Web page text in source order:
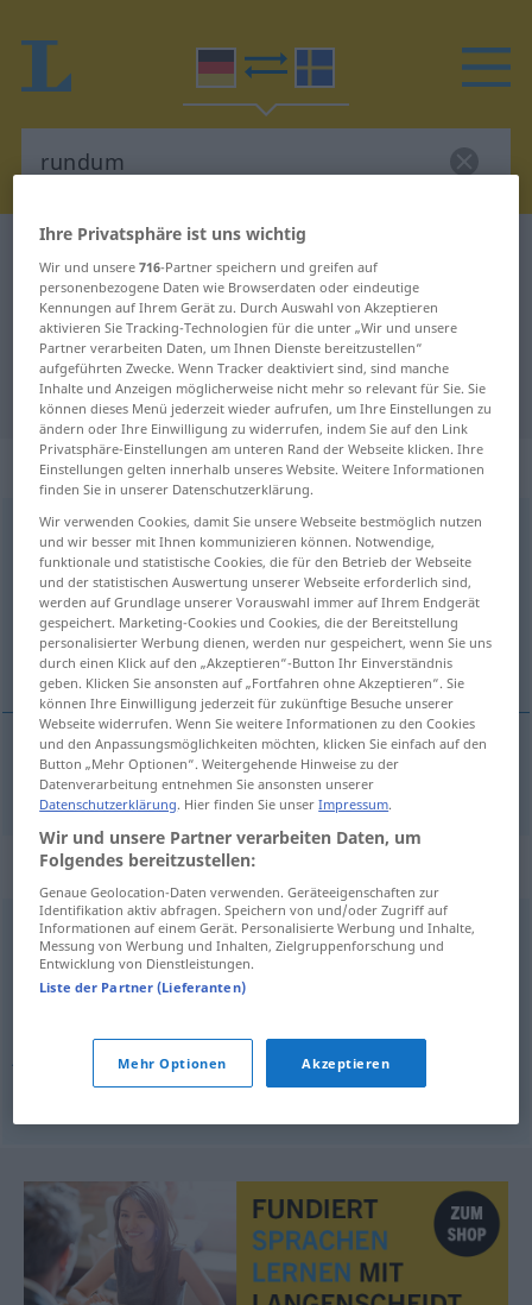
Deutsch-Schwedisch Wörterbuch
Deutsch-Schwedisch Übersetzung
für "rundum"
"rundum" Schwedisch Übersetzung
„rundum“: Adverb, Umstandswort
rundumadv
Übersicht aller Übersetzungen
(Für mehr Details die Übersetzung anklicken/antippen)
runt omkring
runtomkring rundum
Synonyme für "rundum"
absolut,ganz,richtig,vollkommen,hundertprozentig
total,durchweg,vollständig
jugendsprachlich)
Ihre Privatsphäre ist uns wichtig
Wir und unsere716-Partner speichern und greifen auf
personenbezogene Daten wie Browserdaten oder eindeutige
Kennungen auf Ihrem Gerät zu. Durch Auswahl von Akzeptieren
aktivieren Sie Tracking-Technologien für die unter „Wir und unsere
Partner verarbeiten Daten, um Ihnen Dienste bereitzustellen“
aufgeführten Zwecke. Wenn Tracker deaktiviert sind, sind manche
Inhalte und Anzeigen möglicherweise nicht mehr so relevant für Sie. Sie
können dieses Menü jederzeit wieder aufrufen, um Ihre Einstellungen zu
ändern oder Ihre Einwilligung zu widerrufen, indem Sie auf den Link
Privatsphäre-Einstellungen am unteren Rand der Webseite klicken. Ihre
Einstellungen gelten innerhalb unseres Website. Weitere Informationen
finden Sie in unserer Datenschutzerklärung.
Wir verwenden Cookies, damit Sie unsere Webseite bestmöglich nutzen
und wir besser mit Ihnen kommunizieren können. Notwendige,
funktionale und statistische Cookies, die für den Betrieb der Webseite
und der statistischen Auswertung unserer Webseite erforderlich sind,
werden auf Grundlage unserer Vorauswahl immer auf Ihrem Endgerät
gespeichert. Marketing-Cookies und Cookies, die der Bereitstellung
personalisierter Werbung dienen, werden nur gespeichert, wenn Sie uns
durch einen Klick auf den „Akzeptieren“-Button Ihr Einverständnis
geben. Klicken Sie ansonsten auf „Fortfahren ohne Akzeptieren“. Sie
können Ihre Einwilligung jederzeit für zukünftige Besuche unserer
Webseite widerrufen. Wenn Sie weitere Informationen zu den Cookies
und den Anpassungsmöglichkeiten möchten, klicken Sie einfach auf den
Button „Mehr Optionen“. Weitergehende Hinweise zu der
Datenverarbeitung entnehmen Sie ansonsten unserer
Datenschutzerklärung. Hier finden Sie unserImpressum.
Wir und unsere Partner verarbeiten Daten, um
Folgendes bereitzustellen:
Genaue Geolocation-Daten verwenden. Geräteeigenschaften zur
Identifikation aktiv abfragen. Speichern von und/oder Zugriff auf
Informationen auf einem Gerät. Personalisierte Werbung und Inhalte,
Messung von Werbung und Inhalten, Zielgruppenforschung und
Entwicklung von Dienstleistungen.
Liste der Partner (Lieferanten)
Mehr Optionen Akzeptieren